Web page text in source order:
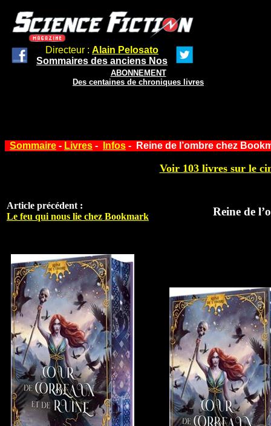
Directeur : Alain Pelosato
Sommaires des anciens Nos
ABONNEMENT
Des centaines de chroniques livres
Sommaire - Livres - Infos - Reine de l’ombre chez
Voir 103 livres sur le
Article précédent :
Le feu qui nous lie chez Bookmark
Reine de